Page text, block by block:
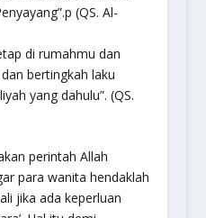
(QS. Al-
di rumahmu dan
bertingkah laku
yang dahulu”. (QS.
perintah Allah
para wanita hendaklah
jika ada keperluan